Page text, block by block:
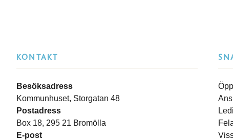
KONTAKT
Besöksadress
Kommunhuset, Storgatan 48
Postadress
Box 18, 295 21 Bromölla
E-post